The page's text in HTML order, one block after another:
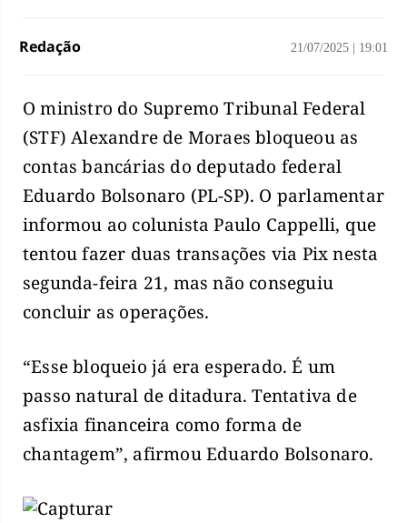
Redação 21/07/2025 19:01
O ministro do Supremo Tribunal Federal
(STF) Alexandre de Moraes bloqueou as
contas bancárias do deputado federal
Eduardo Bolsonaro (PL-SP). O parlamentar
informou ao colunista Paulo Cappelli, que
tentou fazer duas transações via Pix nesta
segunda-feira 21, mas não conseguiu
concluir as operações.
“Esse bloqueio já era esperado. É um
passo natural de ditadura. Tentativa de
asfixia financeira como forma de
chantagem”, afirmou Eduardo Bolsonaro.